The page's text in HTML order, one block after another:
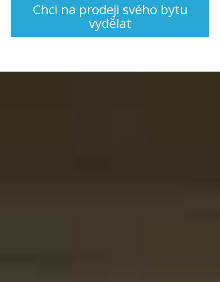
Chci na prodeji svého bytu
vydělat